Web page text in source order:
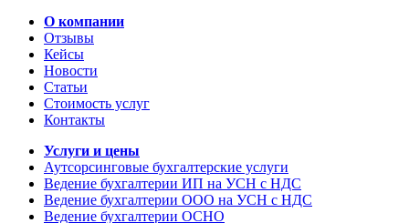
О компании
Отзывы
Кейсы
Новости
Статьи
Стоимость услуг
Контакты
Услуги и цены
Аутсорсинговые бухгалтерские услуги
Ведение бухгалтерии ИП на УСН с НДС
Ведение бухгалтерии ООО на УСН с НДС
Ведение бухгалтерии ОСНО